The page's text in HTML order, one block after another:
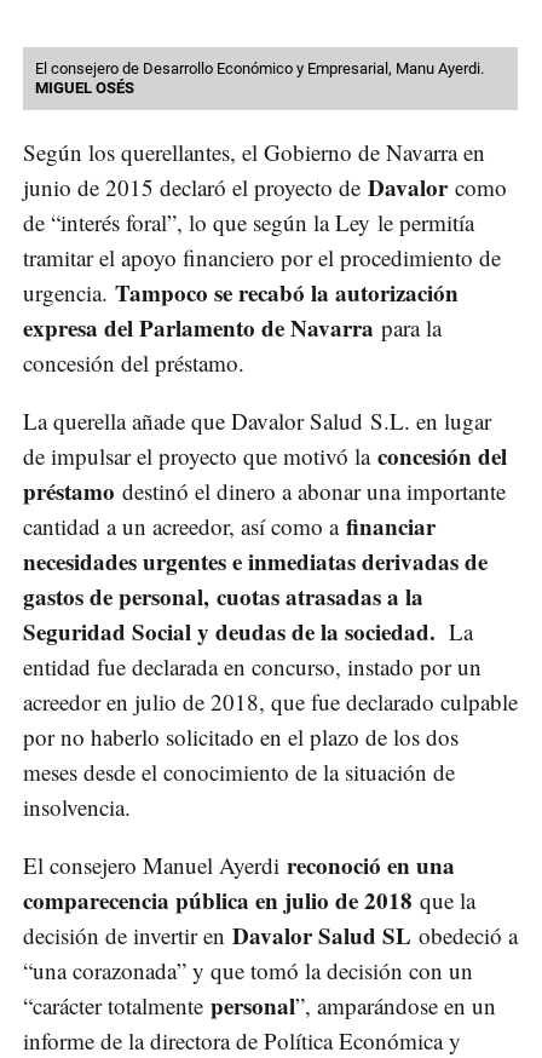
El consejero de Desarrollo Económico y Empresarial, Manu Ayerdi.
MIGUEL OSÉS
Según los querellantes, el Gobierno de Navarra en
junio de 2015 declaró el proyecto de Davalor como
de “interés foral”, lo que según la Ley le permitía
tramitar el apoyo financiero por el procedimiento de
urgencia. Tampoco se recabó la autorización
expresa del Parlamento de Navarra para la
concesión del préstamo.
La querella añade que Davalor Salud S.L. en lugar
de impulsar el proyecto que motivó laconcesión del
préstamo destinó el dinero a abonar una importante
cantidad a un acreedor, así como afinanciar
necesidades urgentes e inmediatas derivadas de
gastos de personal, cuotas atrasadas a la
Seguridad Social y deudas de la sociedad. La
entidad fue declarada en concurso, instado por un
acreedor en julio de 2018, que fue declarado culpable
por no haberlo solicitado en el plazo de los dos
meses desde el conocimiento de la situación de
insolvencia.
El consejero Manuel Ayerdi reconoció en una
comparecencia pública en julio de 2018 que la
decisión de invertir en Davalor Salud SL obedeció a
“una corazonada” y que tomó la decisión con un
“carácter totalmente personal”, amparándose en un
informe de la directora de Política Económica y